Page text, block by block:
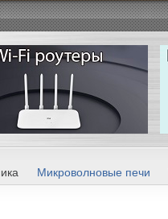
Микроволновые печи